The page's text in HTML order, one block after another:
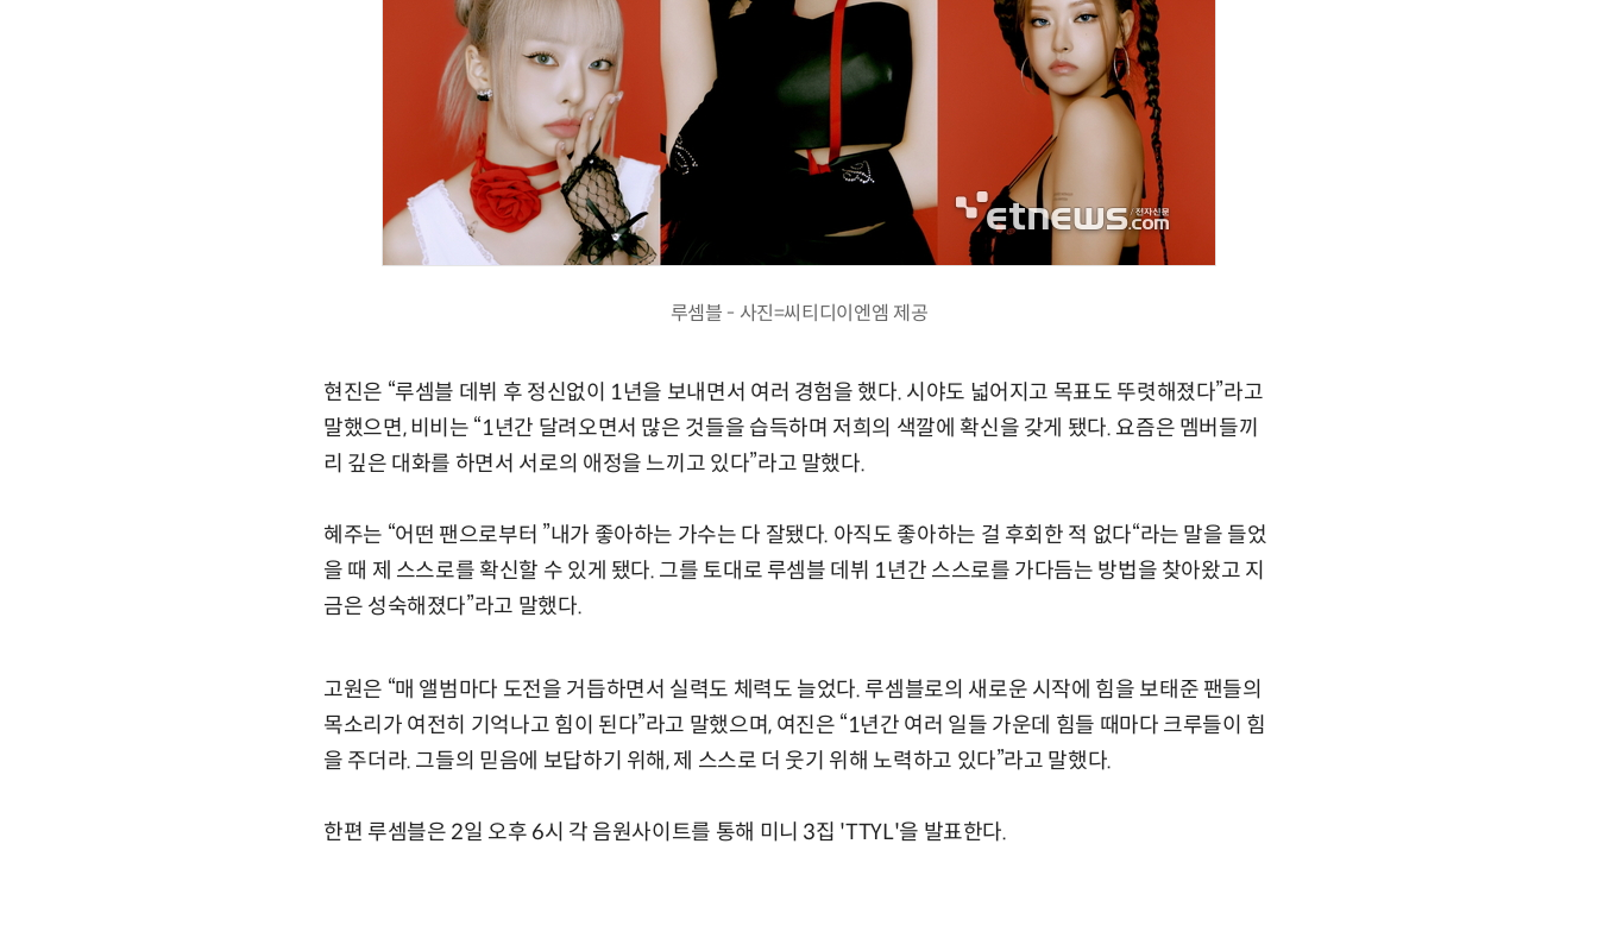
루셈블 - 사진=씨티디이엔엠 제공
현진은 “루셈블 데뷔 후 정신없이 1년을 보내면서 여러 경험을 했다. 시야도 넓어지고 목표도 뚜렷해졌다”라고
말했으면, 비비는 “1년간 달려오면서 많은 것들을 습득하며 저희의 색깔에 확신을 갖게 됐다. 요즘은 멤버들끼
리 깊은 대화를 하면서 서로의 애정을 느끼고 있다”라고 말했다.
혜주는 “어떤 팬으로부터 ”내가 좋아하는 가수는 다 잘됐다. 아직도 좋아하는 걸 후회한 적 없다“라는 말을 들었
을 때 제 스스로를 확신할 수 있게 됐다. 그를 토대로 루셈블 데뷔 1년간 스스로를 가다듬는 방법을 찾아왔고 지
금은 성숙해졌다”라고 말했다.
고원은 “매 앨범마다 도전을 거듭하면서 실력도 체력도 늘었다. 루셈블로의 새로운 시작에 힘을 보태준 팬들의
목소리가 여전히 기억나고 힘이 된다”라고 말했으며, 여진은 “1년간 여러 일들 가운데 힘들 때마다 크루들이 힘
을 주더라. 그들의 믿음에 보답하기 위해, 제 스스로 더 웃기 위해 노력하고 있다”라고 말했다.
한편 루셈블은 2일 오후 6시 각 음원사이트를 통해 미니 3집 'TTYL'을 발표한다.